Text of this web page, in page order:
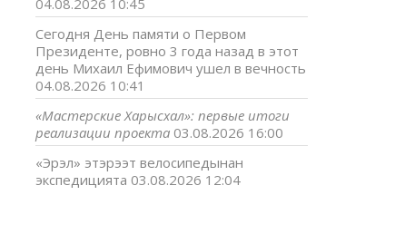
04.08.2026 10:45
Сегодня День памяти о Первом
Президенте, ровно 3 года назад в этот
день Михаил Ефимович ушел в вечность
04.08.2026 10:41
«Мастерские Харысхал»: первые итоги
реализации проекта 03.08.2026 16:00
«Эрэл» этэрээт велосипедынан
экспедицията 03.08.2026 12:04